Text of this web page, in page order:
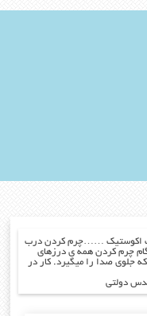
اکوستیک ……چرم کردن درب
چرم کردن همه ی درزهای
جلوی صدا را میگیرد. کار در